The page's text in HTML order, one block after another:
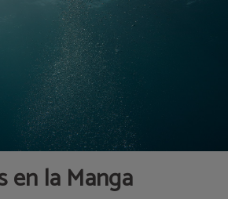
en la Manga